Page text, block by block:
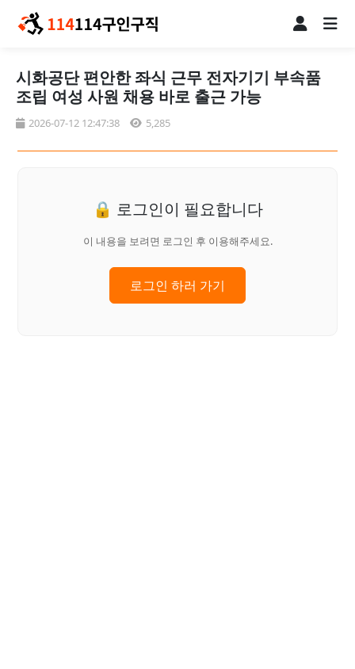
시화공단 편안한 좌식 근무 전자기기 부속품
조립 여성 사원 채용 바로 출근 가능
2026-07-12 12:47:38 5,285
🔒 로그인이 필요합니다
이 내용을 보려면 로그인 후 이용해주세요.
로그인 하러 가기